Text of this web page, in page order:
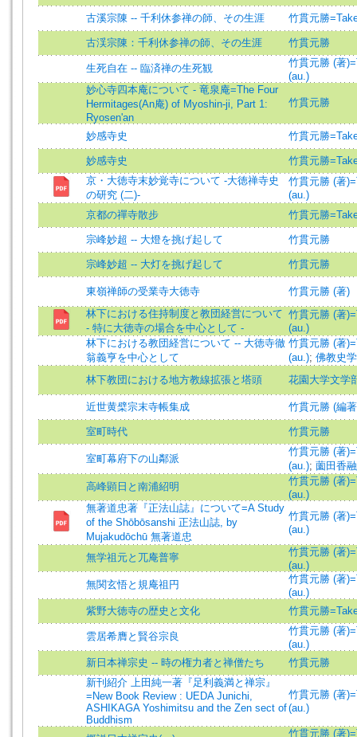
古溪宗陳 -- 千利休参禅の師、その生涯 竹貫元勝
古渓宗陳：千利休参禅の師、その生涯 竹貫元勝
生死自在 -- 臨済禅の生死観
竹貫元勝 (著
(au.)
妙心寺四本庵について - 竜泉庵=The Four
Hermitages(An庵) of Myoshin-ji, Part 1:
Ryosen'an
竹貫元勝
妙感寺史 竹貫元勝
妙感寺史
竹貫元勝
京・大徳寺末妙覚寺について -大徳禅寺史
の研究 (二)-
竹貫元勝 (著
(au.)
京都の禪寺散步
竹貫元勝
宗峰妙超 -- 大燈を挑げ起して 竹貫元勝
宗峰妙超 -- 大灯を挑げ起して 竹貫元勝
東嶺禅師の受業寺大徳寺
竹貫元勝 (著)
林下における住持制度と教団経営について
- 特に大徳寺の場合を中心として -
竹貫元勝 (著
(au.)
林下における教団経営について -- 大徳寺徹
翁義亨を中心として
竹貫元勝 (著
(au.); 佛教史
林下教団における地方教線拡張と塔頭
花園大学文学
近世黄檗宗末寺帳集成 竹貫元勝 (編
室町時代 竹貫元勝
室町幕府下の山鄰派
竹貫元勝 (著
(au.); 薗田香融
高峰顕日と南浦紹明
竹貫元勝 (著
(au.)
無著道忠著『正法山誌』について=A Study
of the Shōbōsanshi 正法山誌, by
Mujakudōchū 無著道忠
竹貫元勝 (著
(au.)
無学祖元と兀庵普寧
竹貫元勝 (著
(au.)
無関玄悟と規庵祖円
竹貫元勝 (著
(au.)
紫野大徳寺の歴史と文化
竹貫元勝
雲居希膺と賢谷宗良
竹貫元勝 (著
(au.)
新日本禅宗史 -- 時の権力者と禅僧たち
竹貫元勝
新刊紹介 上田純一著『足利義満と禅宗』
=New Book Review : UEDA Junichi,
ASHIKAGA Yoshimitsu and the Zen sect of
Buddhism
竹貫元勝 (著
(au.)
竹貫元勝 (著